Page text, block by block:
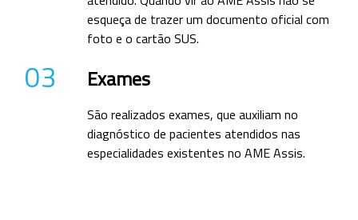
esqueça de trazer um documento oficial com
foto e o cartão SUS.
03 Exames
São realizados exames, que auxiliam no
diagnóstico de pacientes atendidos nas
especialidades existentes no AME Assis.